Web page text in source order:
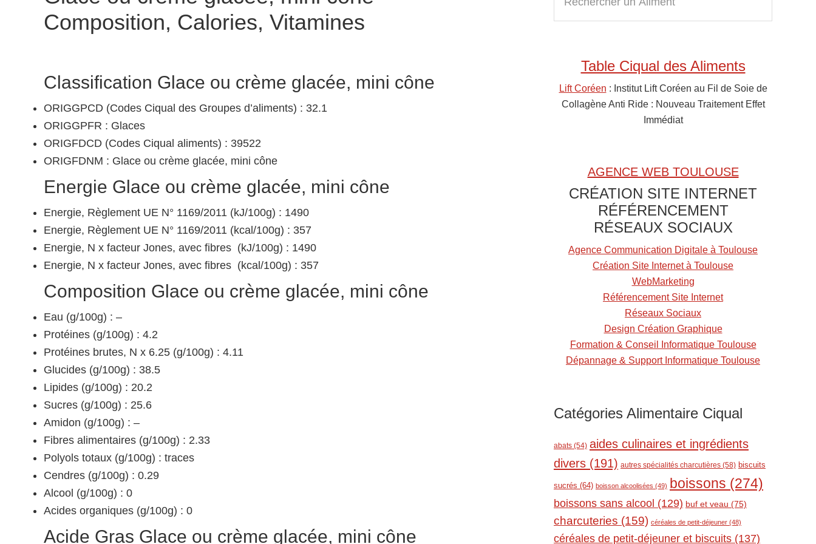
Composition, Calories, Vitamines
Classification Glace ou crème glacée, mini cône
ORIGGPCD (Codes Ciqual des Groupes d’aliments) : 32.1
ORIGGPFR : Glaces
ORIGFDCD (Codes Ciqual aliments) : 39522
ORIGFDNM : Glace ou crème glacée, mini cône
Energie Glace ou crème glacée, mini cône
Energie, Règlement UE N° 1169/2011 (kJ/100g) : 1490
Energie, Règlement UE N° 1169/2011 (kcal/100g) : 357
Energie, N x facteur Jones, avec fibres (kJ/100g) : 1490
Energie, N x facteur Jones, avec fibres (kcal/100g) : 357
Composition Glace ou crème glacée, mini cône
Eau (g/100g) : –
Protéines (g/100g) : 4.2
Protéines brutes, N x 6.25 (g/100g) : 4.11
Glucides (g/100g) : 38.5
Lipides (g/100g) : 20.2
Sucres (g/100g) : 25.6
Amidon (g/100g) : –
Fibres alimentaires (g/100g) : 2.33
Polyols totaux (g/100g) : traces
Cendres (g/100g) : 0.29
Alcool (g/100g) : 0
Acides organiques (g/100g) : 0
Acide Gras Glace ou crème glacée, mini cône
Sidebar
c
Table Ciqual des Aliments
Lift Coréen : Institut Lift Coréen au Fil de Soie de
Collagène Anti Ride : Nouveau Traitement Effet
Immédiat
AGENCE WEB TOULOUSE
CRÉATION SITE INTERNET
RÉFÉRENCEMENT
RÉSEAUX SOCIAUX
Agence Communication Digitale à Toulouse
Création Site Internet à Toulouse
WebMarketing
Référencement Site Internet
Réseaux Sociaux
Design Création Graphique
Formation & Conseil Informatique Toulouse
Dépannage & Support Informatique Toulouse
Catégories Alimentaire Ciqual
abats (54) aides culinaires et ingrédients
divers (191) autres spécialités charcutières (58) biscuits
sucrés (64) boisson alcoolisées (49) boissons (274)
boissons sans alcool (129) buf et veau (75)
charcuteries (159) céréales de petit-déjeuner (48)
céréales de petit-déjeuner et biscuits (137)